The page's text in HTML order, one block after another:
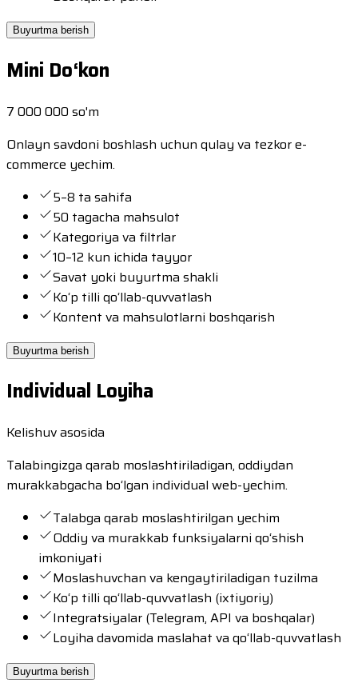
Buyurtma berish
Mini Do‘kon
7 000 000 so'm
Onlayn savdoni boshlash uchun qulay va tezkor e-
commerce yechim.
5–8 ta sahifa
50 tagacha mahsulot
Kategoriya va filtrlar
10–12 kun ichida tayyor
Savat yoki buyurtma shakli
Ko‘p tilli qo‘llab-quvvatlash
Kontent va mahsulotlarni boshqarish
Buyurtma berish
Individual Loyiha
Kelishuv asosida
Talabingizga qarab moslashtiriladigan, oddiydan
murakkabgacha bo‘lgan individual web-yechim.
Talabga qarab moslashtirilgan yechim
Oddiy va murakkab funksiyalarni qo‘shish
imkoniyati
Moslashuvchan va kengaytiriladigan tuzilma
Ko‘p tilli qo‘llab-quvvatlash (ixtiyoriy)
Integratsiyalar (Telegram, API va boshqalar)
Loyiha davomida maslahat va qo‘llab-quvvatlash
Buyurtma berish